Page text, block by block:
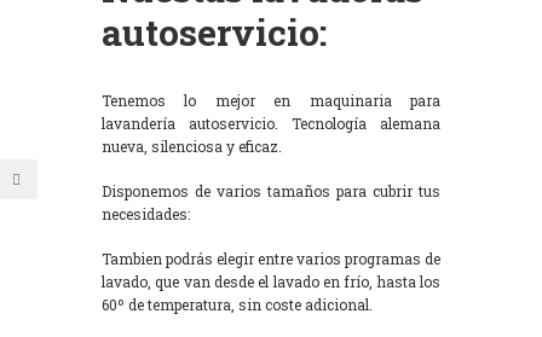
autoservicio:
Tenemos lo mejor en maquinaria para
lavandería autoservicio. Tecnología alemana
nueva, silenciosa y eficaz.
Disponemos de varios tamaños para cubrir tus
necesidades:
Tambien podrás elegir entre varios programas de
lavado, que van desde el lavado en frío, hasta los
60º de temperatura, sin coste adicional.